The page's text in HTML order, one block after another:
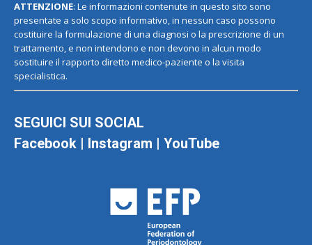
ATTENZIONE: Le informazioni contenute in questo sito sono
presentate a solo scopo informativo, in nessun caso possono
costituire la formulazione di una diagnosi o la prescrizione di un
trattamento, e non intendono e non devono in alcun modo
sostituire il rapporto diretto medico-paziente o la visita
specialistica.
SEGUICI SUI SOCIAL
Facebook | Instagram | YouTube